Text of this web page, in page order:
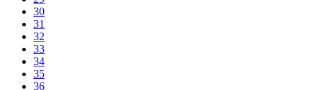
30
31
32
33
34
35
36